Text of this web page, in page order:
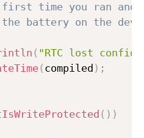
time you ran and
battery on the
( "RTC lost
( compiled ) ;
( ) )